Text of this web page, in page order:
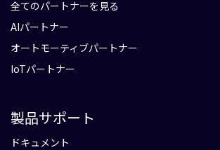
全てのパートナーを見る
AIパートナー
オートモーティブパートナー
IoTパートナー
製品サポート
ドキュメント